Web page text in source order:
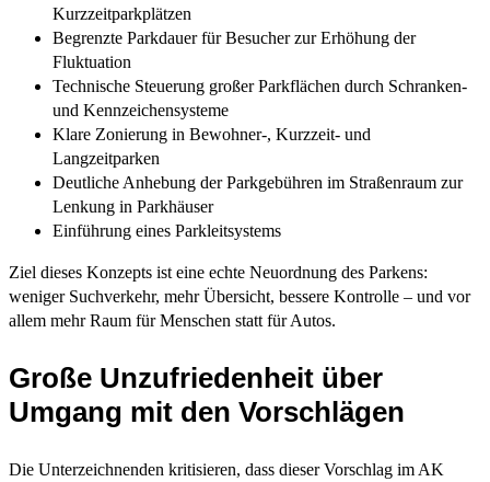
Kurzzeitparkplätzen
Begrenzte Parkdauer für Besucher zur Erhöhung der
Fluktuation
Technische Steuerung großer Parkflächen durch Schranken-
und Kennzeichensysteme
Klare Zonierung in Bewohner-, Kurzzeit- und
Langzeitparken
Deutliche Anhebung der Parkgebühren im Straßenraum zur
Lenkung in Parkhäuser
Einführung eines Parkleitsystems
Ziel dieses Konzepts ist eine echte Neuordnung des Parkens:
weniger Suchverkehr, mehr Übersicht, bessere Kontrolle – und vor
allem mehr Raum für Menschen statt für Autos.
Große Unzufriedenheit über
Umgang mit den Vorschlägen
Die Unterzeichnenden kritisieren, dass dieser Vorschlag im AK